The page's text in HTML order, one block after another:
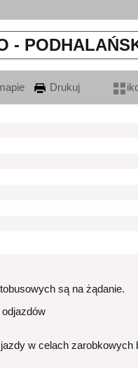
-
Drukuj
są na żądanie.
w celach